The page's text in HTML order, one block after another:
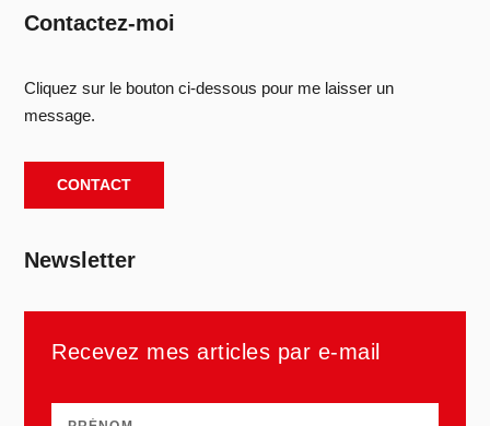
Contactez-moi
Cliquez sur le bouton ci-dessous pour me laisser un
message.
CONTACT
Newsletter
Recevez mes articles par e-mail